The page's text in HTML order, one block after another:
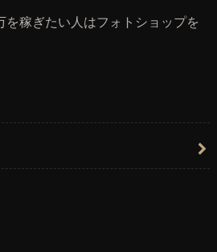
を稼ぎたい人はフォトショップを